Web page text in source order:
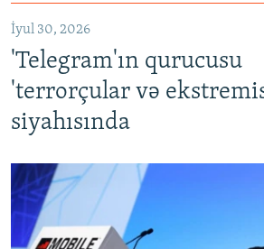
İyul 30, 2026
'Telegram'ın qurucusu
'terrorçular və
siyahısında